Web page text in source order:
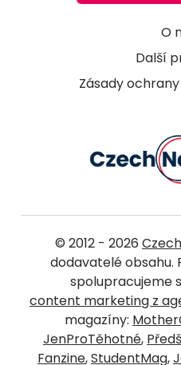
O
Další
Zásady
© 2012 - 2026
dodavatelé obsahu.
spolupracujeme
content marketing z
magazíny:
JenProTěhotné,
Fanzine,StudentMag,